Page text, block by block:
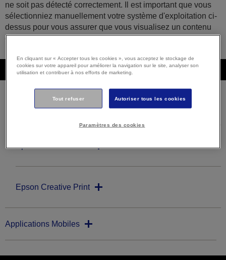
ne soit pas détecté correctement. Il est important que vous
sélectionniez manuellement votre système d'exploitation ci-
dessus pour vous assurer que vous visualisez un contenu
compatible.
Téléchargements
Logiciels de créativité
Epson Creative Print
Epson Creative Print
Applications Mobiles
En cliquant sur « Accepter tous les cookies », vous acceptez le stockage de
cookies sur votre appareil pour améliorer la navigation sur le site, analyser son
utilisation et contribuer à nos efforts de marketing.
Tout refuser Autoriser tous les cookies
Paramètres des cookies